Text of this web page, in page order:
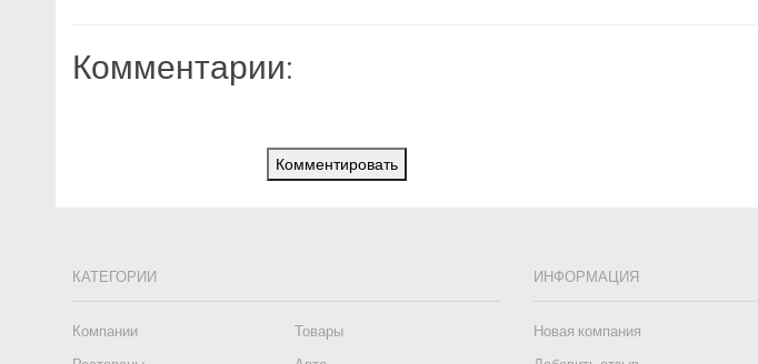
Комментарии:
Комментировать
КАТЕГОРИИ
Компании
Товары
ИНФОРМАЦИЯ
Новая компания